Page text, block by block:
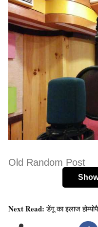
Old Random Post
प्रेरणा:
Next Read:डेंगू का इलाज